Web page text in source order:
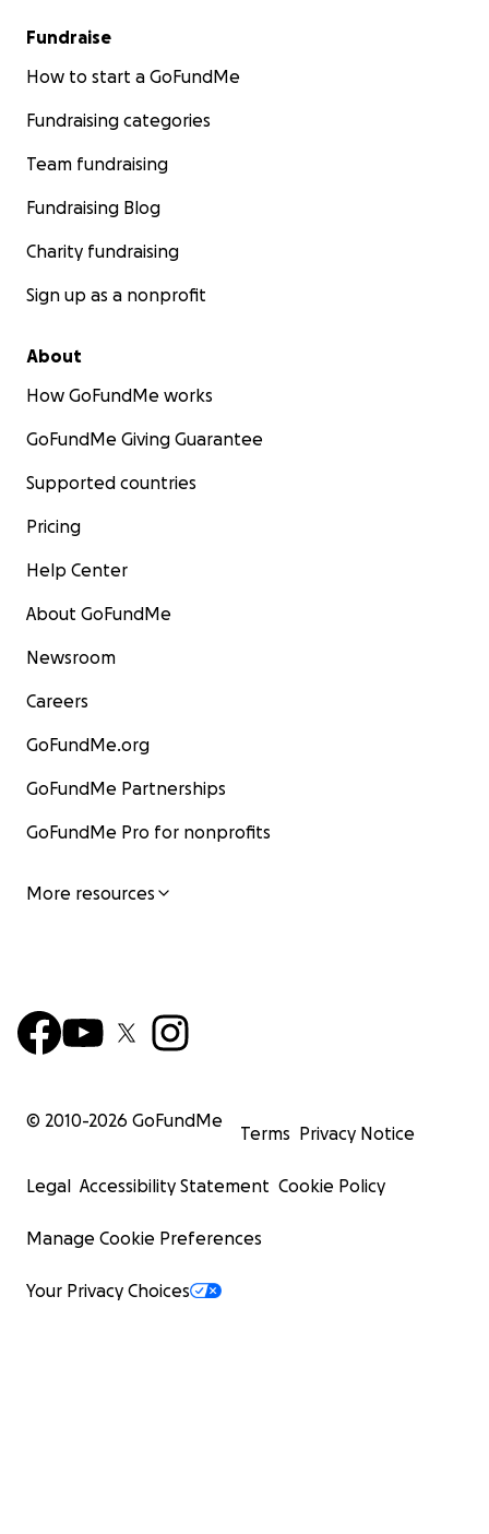
Fundraise
How to start a GoFundMe
Fundraising categories
Team fundraising
Fundraising Blog
Charity fundraising
Sign up as a nonprofit
About
How GoFundMe works
GoFundMe Giving Guarantee
Supported countries
Pricing
Help Center
About GoFundMe
Newsroom
Careers
GoFundMe.org
GoFundMe Partnerships
GoFundMe Pro for nonprofits
More resources
© 2010-2026 GoFundMe
Terms Privacy Notice
Legal Accessibility Statement Cookie Policy
Manage Cookie Preferences
Your Privacy Choices